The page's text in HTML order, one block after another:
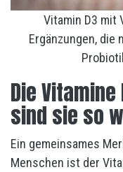
Vitamin D3 mit
Ergänzungen, die
Die Vitamine
sind sie so
Ein gemeinsames
Menschen ist der